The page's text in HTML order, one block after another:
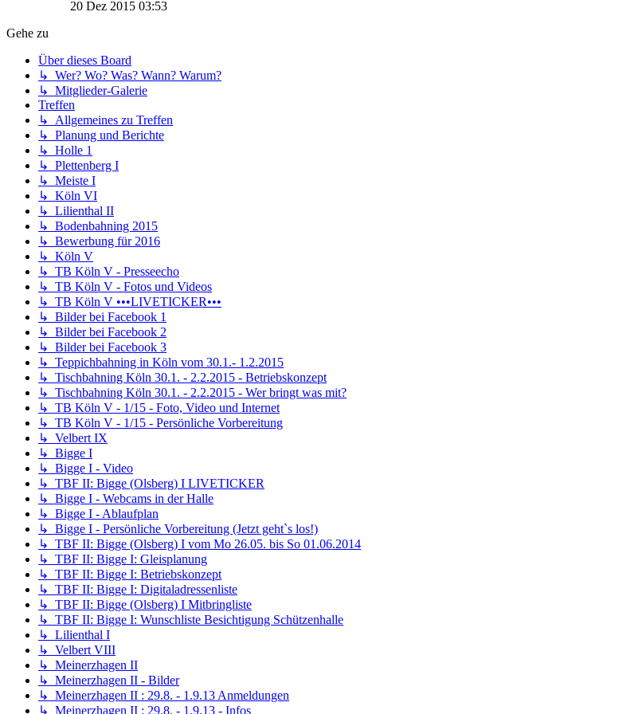
20 Dez 2015 03:53
Gehe zu
Über dieses Board
↳ Wer? Wo? Was? Wann? Warum?
↳ Mitglieder-Galerie
Treffen
↳ Allgemeines zu Treffen
↳ Planung und Berichte
↳ Holle 1
↳ Plettenberg I
↳ Meiste I
↳ Köln VI
↳ Lilienthal II
↳ Bodenbahning 2015
↳ Bewerbung für 2016
↳ Köln V
↳ TB Köln V - Presseecho
↳ TB Köln V - Fotos und Videos
↳ TB Köln V •••LIVETICKER•••
↳ Bilder bei Facebook 1
↳ Bilder bei Facebook 2
↳ Bilder bei Facebook 3
↳ Teppichbahning in Köln vom 30.1.- 1.2.2015
↳ Tischbahning Köln 30.1. - 2.2.2015 - Betriebskonzept
↳ Tischbahning Köln 30.1. - 2.2.2015 - Wer bringt was mit?
↳ TB Köln V - 1/15 - Foto, Video und Internet
↳ TB Köln V - 1/15 - Persönliche Vorbereitung
↳ Velbert IX
↳ Bigge I
↳ Bigge I - Video
↳ TBF II: Bigge (Olsberg) I LIVETICKER
↳ Bigge I - Webcams in der Halle
↳ Bigge I - Ablaufplan
↳ Bigge I - Persönliche Vorbereitung (Jetzt geht`s los!)
↳ TBF II: Bigge (Olsberg) I vom Mo 26.05. bis So 01.06.2014
↳ TBF II: Bigge I: Gleisplanung
↳ TBF II: Bigge I: Betriebskonzept
↳ TBF II: Bigge I: Digitaladressenliste
↳ TBF II: Bigge (Olsberg) I Mitbringliste
↳ TBF II: Bigge I: Wunschliste Besichtigung Schützenhalle
↳ Lilienthal I
↳ Velbert VIII
↳ Meinerzhagen II
↳ Meinerzhagen II - Bilder
↳ Meinerzhagen II : 29.8. - 1.9.13 Anmeldungen
↳ Meinerzhagen II : 29.8. - 1.9.13 - Infos